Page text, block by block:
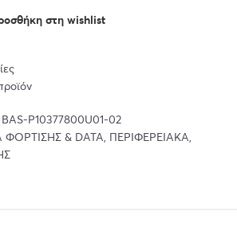
στη wishlist
BAS-P10377800U01-02
ΦΟΡΤΙΣΗΣ & DATA, ΠΕΡΙΦΕΡΕΙΑΚΑ,